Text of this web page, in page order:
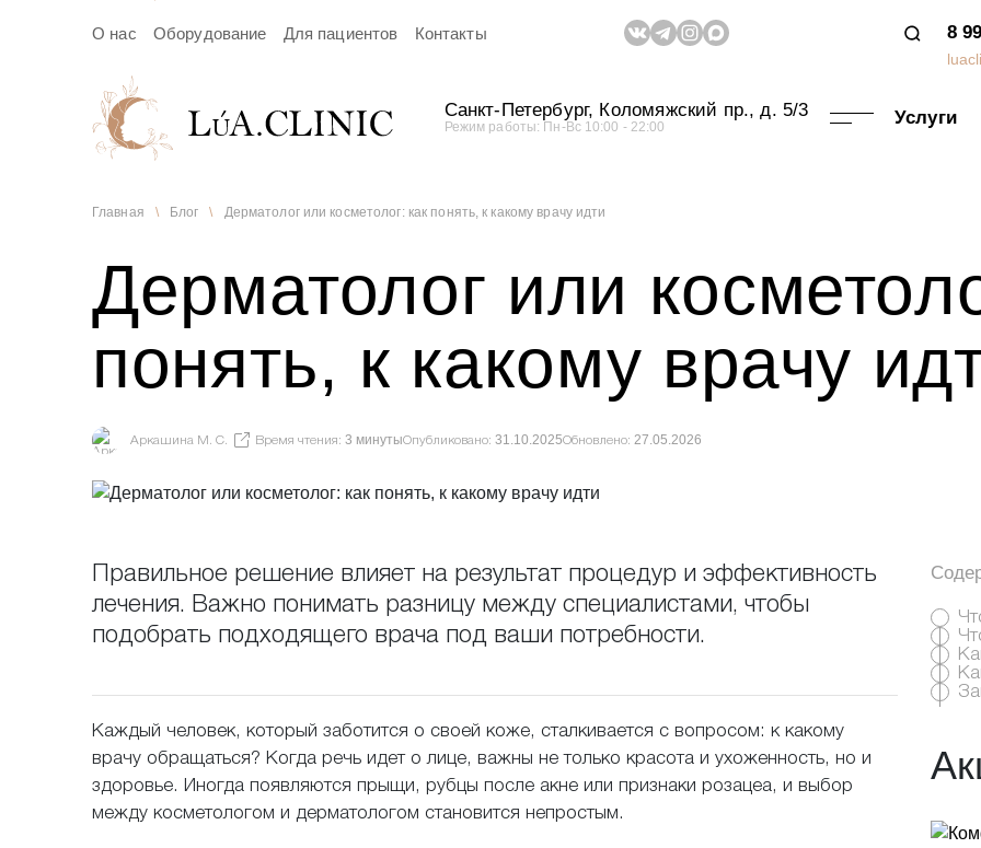
О нас Оборудование Для пациентов Контакты 8
Санкт-Петербург, Коломяжский пр., д. 5/3
Режим работы: Пн-Вс 10:00 - 22:00 Услуги
Главная \ Блог \ Дерматолог или косметолог: как понять, к какому врачу идти
Дерматолог или
понять, к какому врачу
Аркашина М. С. Время чтения: 3 минутыОпубликовано: 31.10.2025Обновлено: 27.05.2026
Правильное решение влияет на результат процедур и эффективность
лечения. Важно понимать разницу между специалистами, чтобы
подобрать подходящего врача под ваши потребности.
Каждый человек, который заботится о своей коже, сталкивается с вопросом: к какому
врачу обращаться? Когда речь идет о лице, важны не только красота и ухоженность, но и
здоровье. Иногда появляются прыщи, рубцы после акне или признаки розацеа, и выбор
между косметологом и дерматологом становится непростым.
Записаться на
процедуру
В ближайшее время мы с вами свяжемся для
подтверждения записи или консультации
Политики обработки данных
Запишитесь на
консультацию!
Если возникли вопросы, мы с радостью, и в самые